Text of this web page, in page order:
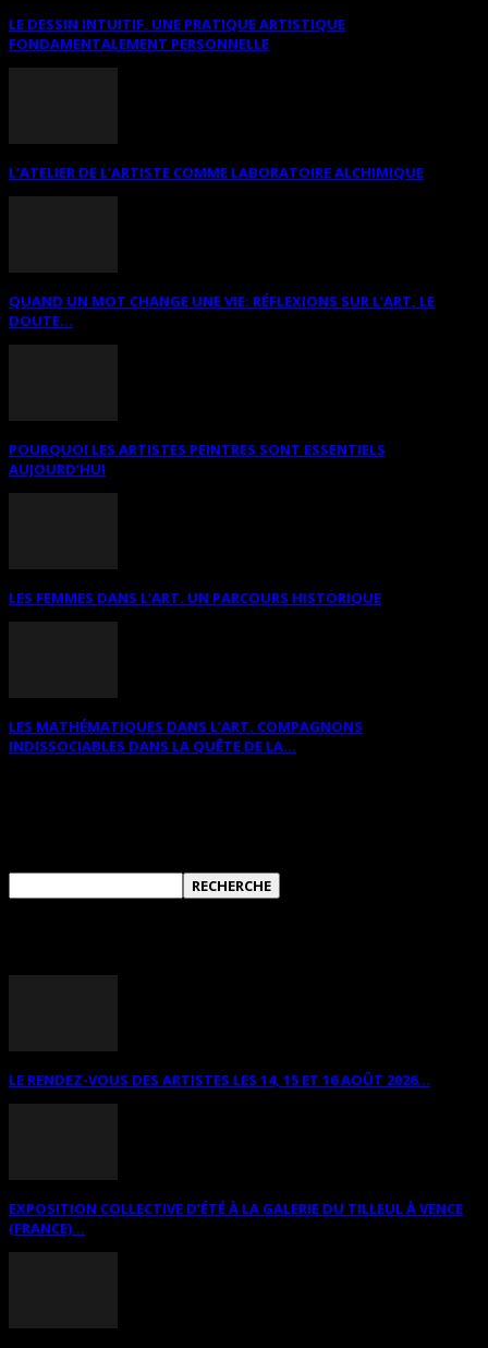
LE DESSIN INTUITIF. UNE PRATIQUE ARTISTIQUE
FONDAMENTALEMENT PERSONNELLE
L’ATELIER DE L’ARTISTE COMME LABORATOIRE ALCHIMIQUE
QUAND UN MOT CHANGE UNE VIE: RÉFLEXIONS SUR L’ART, LE
DOUTE...
POURQUOI LES ARTISTES PEINTRES SONT ESSENTIELS
AUJOURD’HUI
LES FEMMES DANS L’ART. UN PARCOURS HISTORIQUE
LES MATHÉMATIQUES DANS L’ART. COMPAGNONS
INDISSOCIABLES DANS LA QUÊTE DE LA...
LE RENDEZ-VOUS DES ARTISTES LES 14, 15 ET 16 AOÛT 2026...
EXPOSITION COLLECTIVE D’ÉTÉ À LA GALERIE DU TILLEUL À VENCE
(FRANCE)...